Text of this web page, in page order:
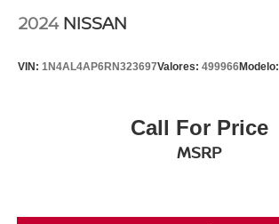
2024 NISSAN
VIN: 1N4AL4AP6RN323697Valores: 499966Modelo:
Call For Price
MSRP